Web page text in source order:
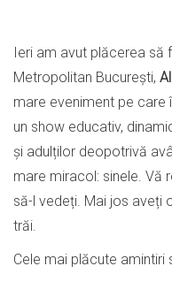
Ieri am avut plăcerea să
Metropolitan București,
mare eveniment pe care
un show educativ,
și adulților deopotrivă
mare miracol: sinele. Vă
să-l vedeți. Mai jos aveți
trăi.
Cele mai plăcute amintiri